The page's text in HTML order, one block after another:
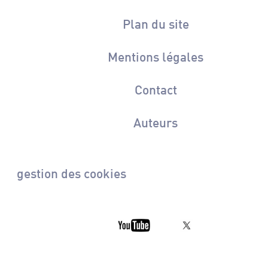
Plan du site
Mentions légales
Contact
Auteurs
gestion des cookies